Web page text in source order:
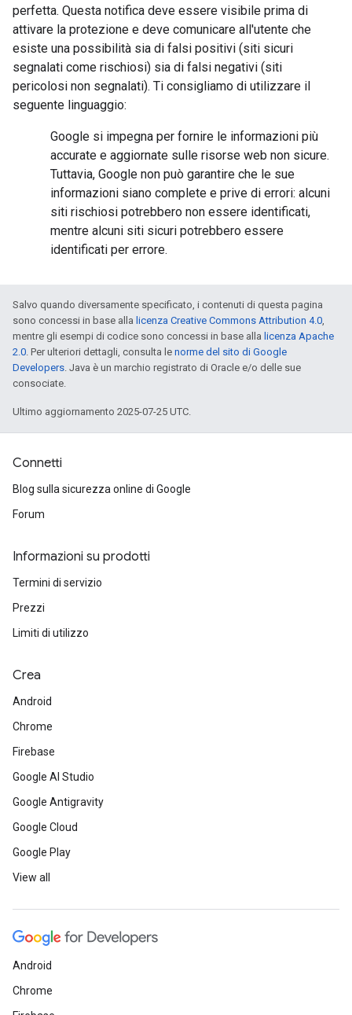
perfetta. Questa notifica deve essere visibile prima di
attivare la protezione e deve comunicare all'utente che
esiste una possibilità sia di falsi positivi (siti sicuri
segnalati come rischiosi) sia di falsi negativi (siti
pericolosi non segnalati). Ti consigliamo di utilizzare il
seguente linguaggio:
Google si impegna per fornire le informazioni più
accurate e aggiornate sulle risorse web non sicure.
Tuttavia, Google non può garantire che le sue
informazioni siano complete e prive di errori: alcuni
siti rischiosi potrebbero non essere identificati,
mentre alcuni siti sicuri potrebbero essere
identificati per errore.
Salvo quando diversamente specificato, i contenuti di questa pagina
sono concessi in base alla licenza Creative Commons Attribution 4.0,
mentre gli esempi di codice sono concessi in base alla licenza Apache
2.0. Per ulteriori dettagli, consulta le norme del sito di Google
Developers. Java è un marchio registrato di Oracle e/o delle sue
consociate.
Ultimo aggiornamento 2025-07-25 UTC.
Connetti
Blog sulla sicurezza online di Google
Forum
Informazioni su prodotti
Termini di servizio
Prezzi
Limiti di utilizzo
Crea
Android
Chrome
Firebase
Google AI Studio
Google Antigravity
Google Cloud
Google Play
View all
Android
Chrome